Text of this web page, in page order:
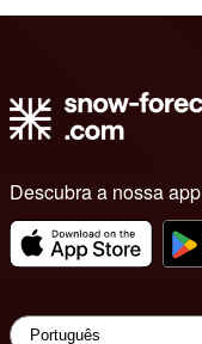
Descubra a nossa app